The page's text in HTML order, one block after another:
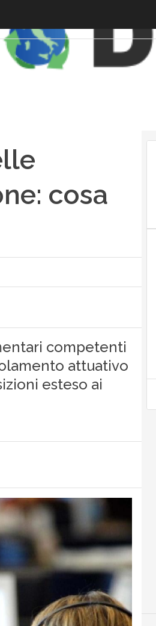
cosa
competenti
attuativo
esteso ai